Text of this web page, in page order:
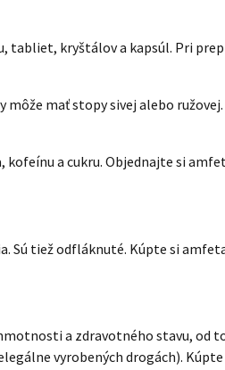
tabliet, kryštálov a kapsúl. Pri
mať stopy sivej alebo
kofeínu a cukru. Objednajte si
Sú tiež odfláknuté. Kúpte si
a zdravotného stavu, od
vyrobených drogách).